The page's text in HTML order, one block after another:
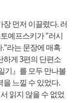
먼저 이끌렸다. 러
예프스키가 "러시
라는 문장에 매혹
하게 3편의 단편소
기』를 모두 만나볼
느낄 수 있었다.
읽지 않을 수 없었